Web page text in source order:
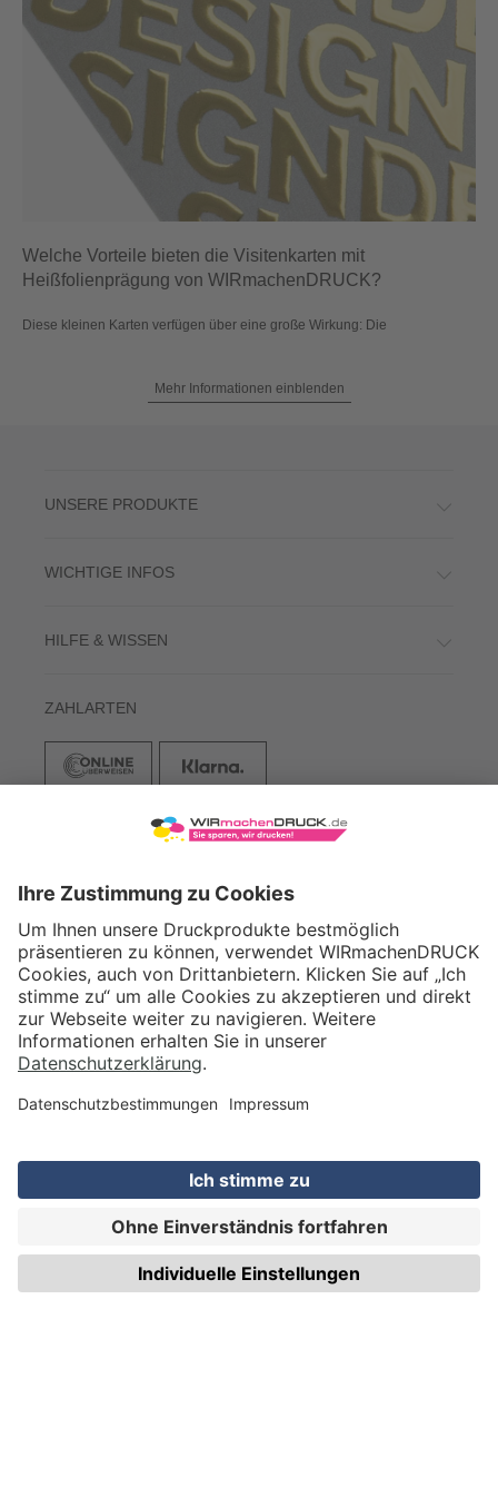
Welche Vorteile bieten die Visitenkarten mit
Heißfolienprägung von WIRmachenDRUCK?
Diese kleinen Karten verfügen über eine große Wirkung: Die
Mehr Informationen einblenden
UNSERE PRODUKTE
WICHTIGE INFOS
HILFE & WISSEN
ZAHLARTEN
VERSAND
WIRmachenDRUCK GmbH